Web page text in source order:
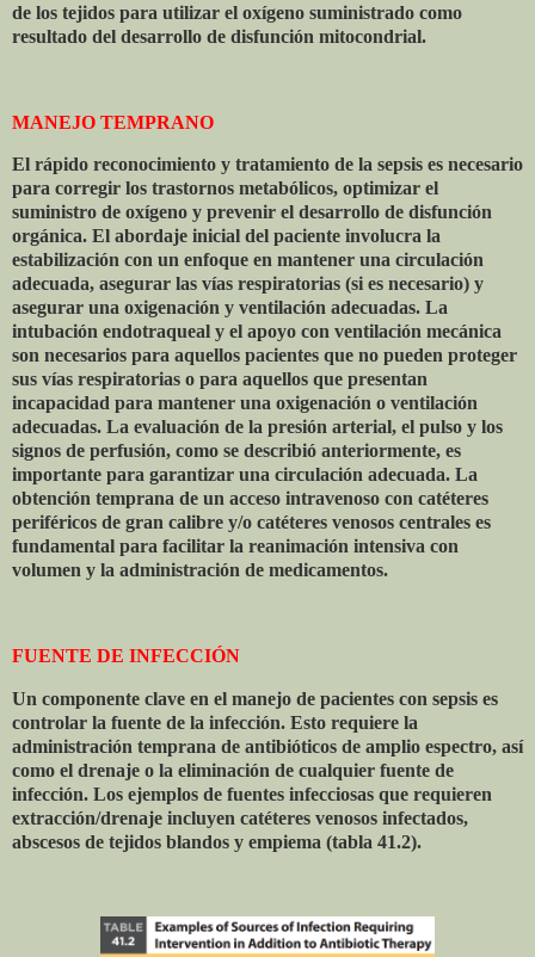
de los tejidos para utilizar el oxígeno suministrado como
resultado del desarrollo de disfunción mitocondrial.
MANEJO TEMPRANO
El rápido reconocimiento y tratamiento de la sepsis es necesario
para corregir los trastornos metabólicos, optimizar el
suministro de oxígeno y prevenir el desarrollo de disfunción
orgánica. El abordaje inicial del paciente involucra la
estabilización con un enfoque en mantener una circulación
adecuada, asegurar las vías respiratorias (si es necesario) y
asegurar una oxigenación y ventilación adecuadas. La
intubación endotraqueal y el apoyo con ventilación mecánica
son necesarios para aquellos pacientes que no pueden proteger
sus vías respiratorias o para aquellos que presentan
incapacidad para mantener una oxigenación o ventilación
adecuadas. La evaluación de la presión arterial, el pulso y los
signos de perfusión, como se describió anteriormente, es
importante para garantizar una circulación adecuada. La
obtención temprana de un acceso intravenoso con catéteres
periféricos de gran calibre y/o catéteres venosos centrales es
fundamental para facilitar la reanimación intensiva con
volumen y la administración de medicamentos.
FUENTE DE INFECCIÓN
Un componente clave en el manejo de pacientes con sepsis es
controlar la fuente de la infección. Esto requiere la
administración temprana de antibióticos de amplio espectro, así
como el drenaje o la eliminación de cualquier fuente de
infección. Los ejemplos de fuentes infecciosas que requieren
extracción/drenaje incluyen catéteres venosos infectados,
abscesos de tejidos blandos y empiema (tabla 41.2).